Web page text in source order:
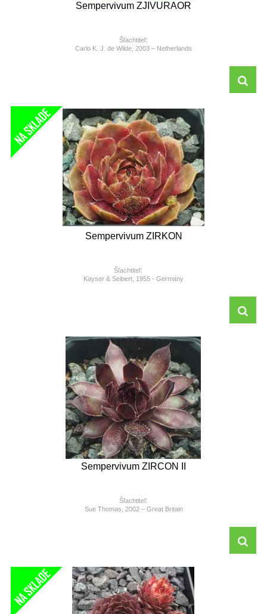
Sempervivum ZJIVURAOR
Šľachtiteľ:
Carlo K. J. de Wilde, 2003 – Netherlands
Sempervivum ZIRKON
Šľachtiteľ:
Kayser & Seibert, 1955 - Germany
Sempervivum ZIRCON II
Šľachtiteľ:
Sue Thomas, 2002 – Great Britain